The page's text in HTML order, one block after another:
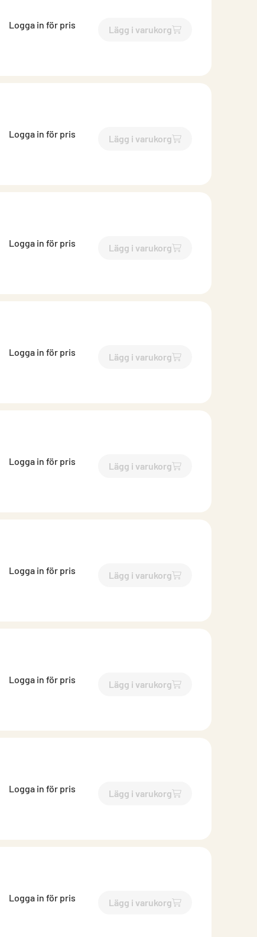
Logga in för pris Lägg i varukorg
`$Lägg till
Logga in för pris Lägg i varukorg
`$Lägg till
Logga in för pris Lägg i varukorg
`$Lägg till
Logga in för pris Lägg i varukorg
`$Lägg till
Logga in för pris Lägg i varukorg
`$Lägg till
Logga in för pris Lägg i varukorg
`$Lägg till
Logga in för pris Lägg i varukorg
`$Lägg till
Logga in för pris Lägg i varukorg
`$Lägg till
Logga in för pris Lägg i varukorg
`$Lägg till